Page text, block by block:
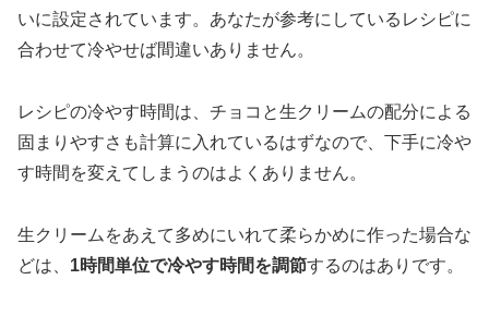
いに設定されています。あなたが参考にしているレシピに
合わせて冷やせば間違いありません。
レシピの冷やす時間は、チョコと生クリームの配分による
固まりやすさも計算に入れているはずなので、下手に冷や
す時間を変えてしまうのはよくありません。
生クリームをあえて多めにいれて柔らかめに作った場合な
どは、 1時間単位で冷やす時間を調節するのはありです。